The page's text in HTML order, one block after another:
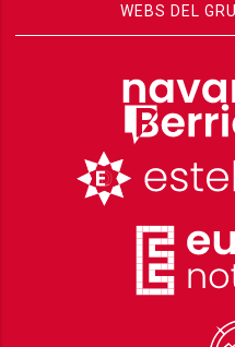
WEBS DEL